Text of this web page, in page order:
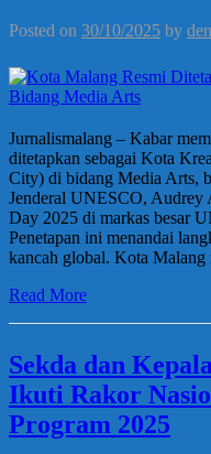
Posted on 30/10/2025 by
Jurnalismalang – Kabar
ditetapkan sebagai Kota
City) di bidang Media Arts,
Jenderal UNESCO, Audrey
Day 2025 di markas besar
Penetapan ini menandai
kancah global. Kota
Read More
Sekda dan
Ikuti Rakor
Program 2025